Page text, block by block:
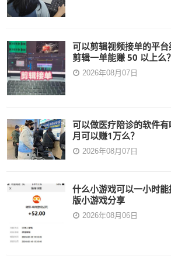
可以剪辑视频接单的平
剪辑一单能赚 50 以上么？
2026年08月07日
可以做医疗陪诊的软件
月可以赚1万么？
2026年08月07日
什么小游戏可以一小时
版小游戏分享
2026年08月06日